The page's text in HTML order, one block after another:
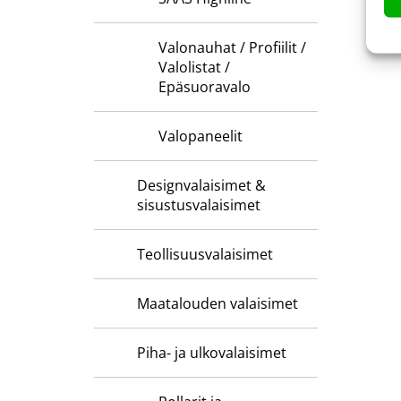
Valonauhat / Profiilit /
Valolistat /
Epäsuoravalo
Valopaneelit
Designvalaisimet &
sisustusvalaisimet
Teollisuusvalaisimet
Maatalouden valaisimet
Piha- ja ulkovalaisimet